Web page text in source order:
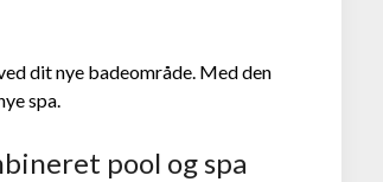
dit nye badeområde. Med den
spa.
pool og spa